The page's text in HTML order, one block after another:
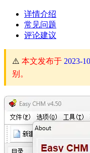
详情介绍
常见问题
评论建议
⚠️ 本文发布于 2023-
别。